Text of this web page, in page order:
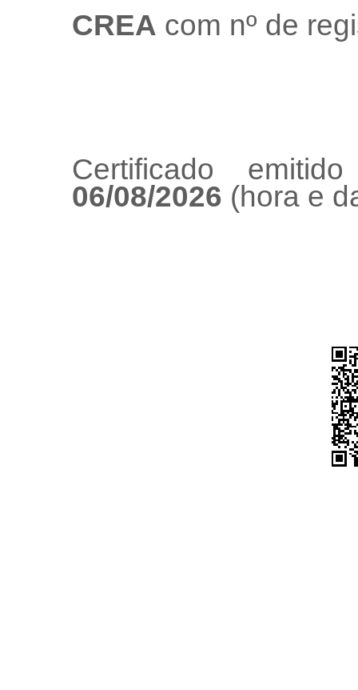
CREA com nº de
Certificado
06/08/2026 (hora e